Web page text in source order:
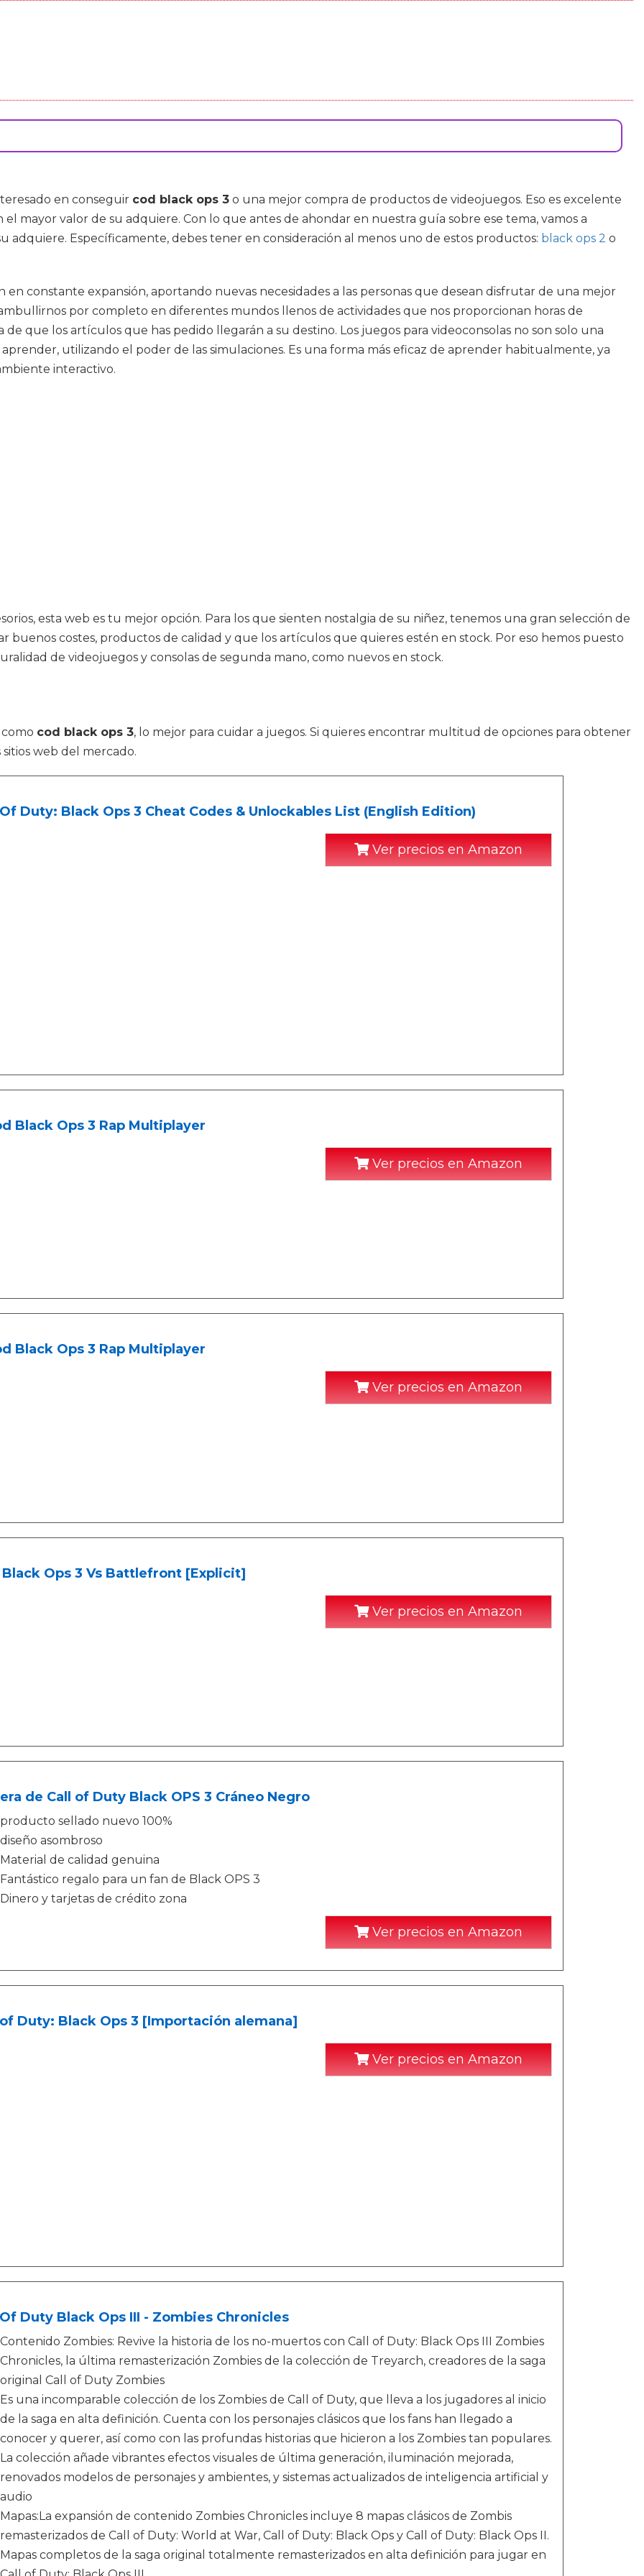
en conseguir cod black ops 3 o una mejor compra de productos de videojuegos. Eso es excelente
mayor valor de su adquiere. Con lo que antes de ahondar en nuestra guía sobre ese tema, vamos a
adquiere. Específicamente, debes tener en consideración al menos uno de estos productos: black ops 2 o
constante expansión, aportando nuevas necesidades a las personas que desean disfrutar de una mejor
por completo en diferentes mundos llenos de actividades que nos proporcionan horas de
que los artículos que has pedido llegarán a su destino. Los juegos para videoconsolas no son solo una
utilizando el poder de las simulaciones. Es una forma más eficaz de aprender habitualmente, ya
interactivo.
esta web es tu mejor opción. Para los que sienten nostalgia de su niñez, tenemos una gran selección de
buenos costes, productos de calidad y que los artículos que quieres estén en stock. Por eso hemos puesto
de videojuegos y consolas de segunda mano, como nuevos en stock.
cod black ops 3, lo mejor para cuidar a juegos. Si quieres encontrar multitud de opciones para obtener
web del mercado.
Duty: Black Ops 3 Cheat Codes & Unlockables List (English Edition)
Ver precios en Amazon
Black Ops 3 Rap Multiplayer
Ver precios en Amazon
Black Ops 3 Rap Multiplayer
Ver precios en Amazon
Black Ops 3 Vs Battlefront [Explicit]
Ver precios en Amazon
de Call of Duty Black OPS 3 Cráneo Negro
producto sellado nuevo 100%
diseño asombroso
Material de calidad genuina
Fantástico regalo para un fan de Black OPS 3
Dinero y tarjetas de crédito zona
Ver precios en Amazon
Duty: Black Ops 3 [Importación alemana]
Ver precios en Amazon
Duty Black Ops III - Zombies Chronicles
Contenido Zombies: Revive la historia de los no-muertos con Call of Duty: Black Ops III Zombies
Chronicles, la última remasterización Zombies de la colección de Treyarch, creadores de la saga
original Call of Duty Zombies
Es una incomparable colección de los Zombies de Call of Duty, que lleva a los jugadores al inicio
de la saga en alta definición. Cuenta con los personajes clásicos que los fans han llegado a
conocer y querer, así como con las profundas historias que hicieron a los Zombies tan populares.
La colección añade vibrantes efectos visuales de última generación, iluminación mejorada,
renovados modelos de personajes y ambientes, y sistemas actualizados de inteligencia artificial y
audio
Mapas:La expansión de contenido Zombies Chronicles incluye 8 mapas clásicos de Zombis
remasterizados de Call of Duty: World at War, Call of Duty: Black Ops y Call of Duty: Black Ops II.
Mapas completos de la saga original totalmente remasterizados en alta definición para jugar en